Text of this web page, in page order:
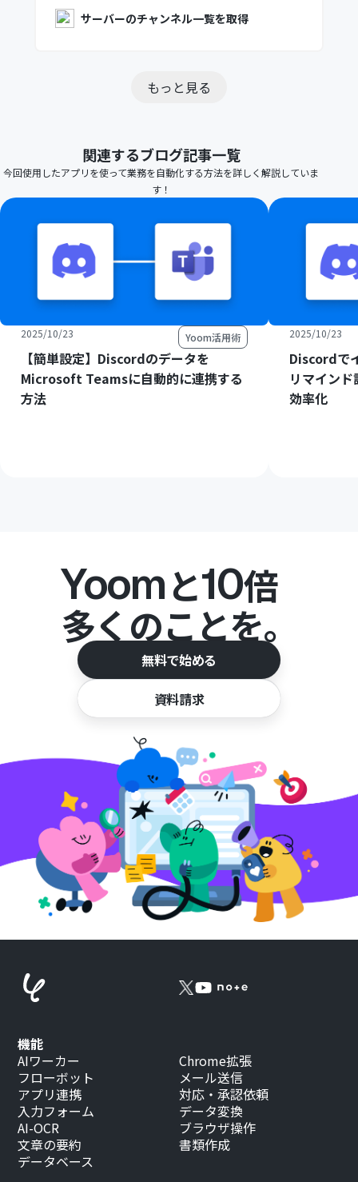
サーバーのチャンネル一覧を取得
もっと見る
関連するブログ記事一覧
今回使用したアプリを使って業務を自動化する方法を詳しく解説していま
す！
2025/10/23 Yoom活用術
【簡単設定】Discordのデータを
Microsoft Teamsに自動的に連携する
方法
2025/10/23
Discordで
リマイン
効率化
Yoomと10倍
多くのことを。
無料で始める
資料請求
機能
AIワーカー
フローボット
アプリ連携
入力フォーム
AI-OCR
文章の要約
データベース
Chrome拡張
メール送信
対応・承認依頼
データ変換
ブラウザ操作
書類作成